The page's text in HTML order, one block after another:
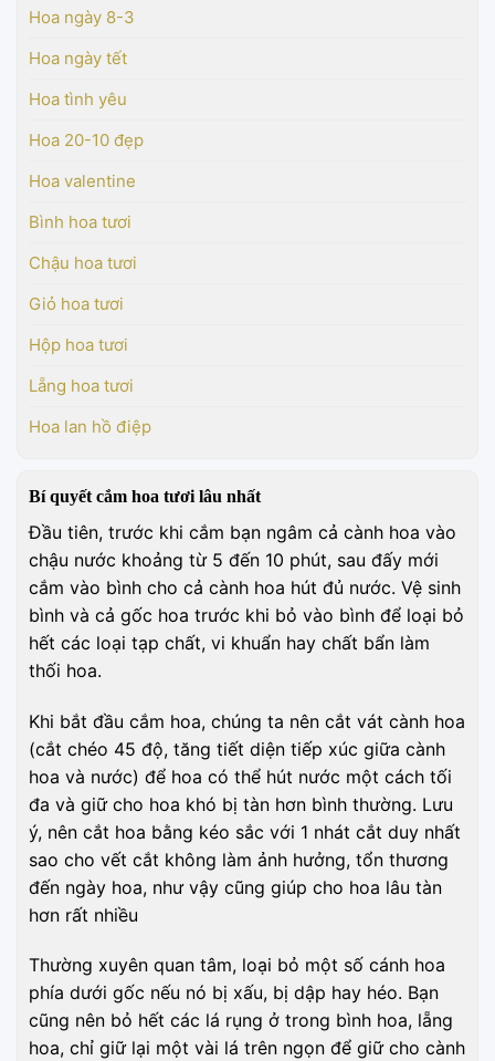
Hoa ngày 8-3
Hoa ngày tết
Hoa tình yêu
Hoa 20-10 đẹp
Hoa valentine
Bình hoa tươi
Chậu hoa tươi
Giỏ hoa tươi
Hộp hoa tươi
Lẵng hoa tươi
Hoa lan hồ điệp
Bí quyết cắm hoa tươi lâu nhất
Đầu tiên, trước khi cắm bạn ngâm cả cành hoa vào
chậu nước khoảng từ 5 đến 10 phút, sau đấy mới
cắm vào bình cho cả cành hoa hút đủ nước. Vệ sinh
bình và cả gốc hoa trước khi bỏ vào bình để loại bỏ
hết các loại tạp chất, vi khuẩn hay chất bẩn làm
thối hoa.
Khi bắt đầu cắm hoa, chúng ta nên cắt vát cành hoa
(cắt chéo 45 độ, tăng tiết diện tiếp xúc giữa cành
hoa và nước) để hoa có thể hút nước một cách tối
đa và giữ cho hoa khó bị tàn hơn bình thường. Lưu
ý, nên cắt hoa bằng kéo sắc với 1 nhát cắt duy nhất
sao cho vết cắt không làm ảnh hưởng, tổn thương
đến ngày hoa, như vậy cũng giúp cho hoa lâu tàn
hơn rất nhiều
Thường xuyên quan tâm, loại bỏ một số cánh hoa
phía dưới gốc nếu nó bị xấu, bị dập hay héo. Bạn
cũng nên bỏ hết các lá rụng ở trong bình hoa, lẵng
hoa, chỉ giữ lại một vài lá trên ngọn để giữ cho cành